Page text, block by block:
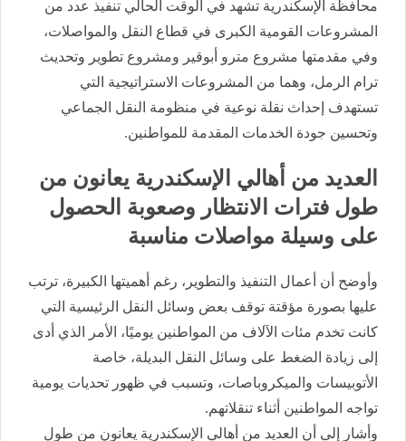
محافظة الإسكندرية تشهد في الوقت الحالي تنفيذ عدد من
المشروعات القومية الكبرى في قطاع النقل والمواصلات،
وفي مقدمتها مشروع مترو أبوقير ومشروع تطوير وتحديث
ترام الرمل، وهما من المشروعات الاستراتيجية التي
تستهدف إحداث نقلة نوعية في منظومة النقل الجماعي
وتحسين جودة الخدمات المقدمة للمواطنين.
العديد من أهالي الإسكندرية يعانون من
طول فترات الانتظار وصعوبة الحصول
على وسيلة مواصلات مناسبة
وأوضح أن أعمال التنفيذ والتطوير، رغم أهميتها الكبيرة، ترتب
عليها بصورة مؤقتة توقف بعض وسائل النقل الرئيسية التي
كانت تخدم مئات الآلاف من المواطنين يوميًا، الأمر الذي أدى
إلى زيادة الضغط على وسائل النقل البديلة، خاصة
الأتوبيسات والميكروباصات، وتسبب في ظهور تحديات يومية
تواجه المواطنين أثناء تنقلاتهم.
وأشار إلى أن العديد من أهالي الإسكندرية يعانون من طول